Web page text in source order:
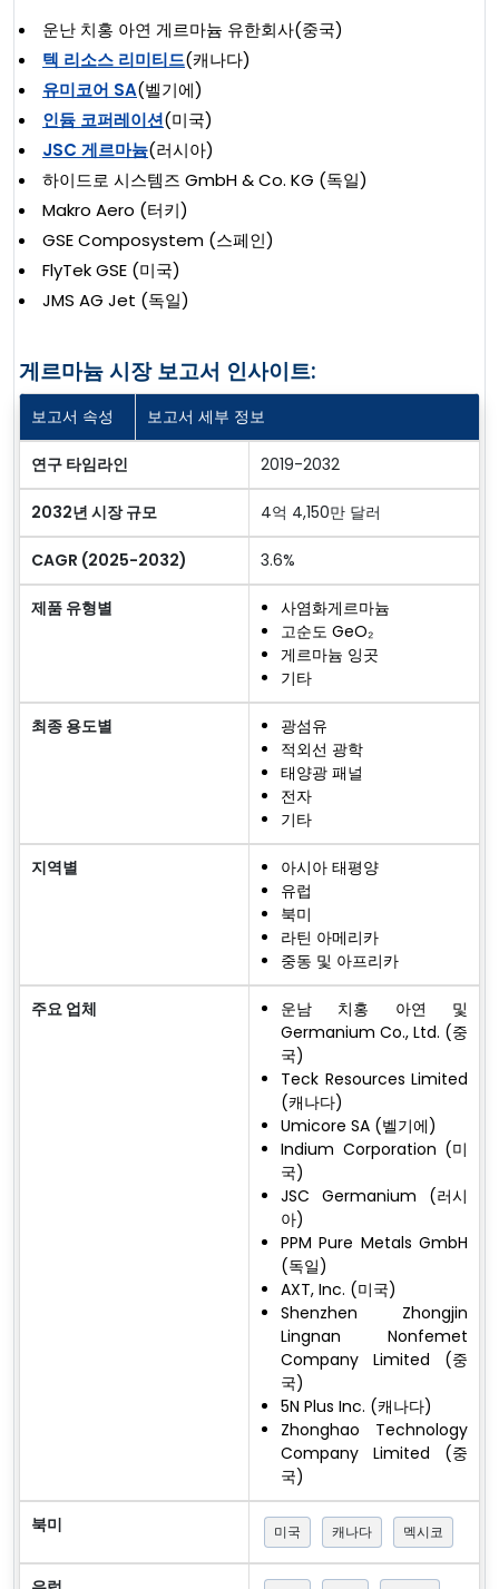
운난 치홍 아연 게르마늄 유한회사(중국)
텍 리소스 리미티드(캐나다)
유미코어 SA(벨기에)
인듐 코퍼레이션(미국)
JSC 게르마늄(러시아)
하이드로 시스템즈 GmbH & Co. KG (독일)
Makro Aero (터키)
GSE Composystem (스페인)
FlyTek GSE (미국)
JMS AG Jet (독일)
게르마늄 시장 보고서 인사이트:
보고서 속성 보고서 세부 정보
연구 타임라인 2019-2032
2032년 시장 규모 4억 4,150만 달러
CAGR (2025-2032) 3.6%
제품 유형별
사염화게르마늄
고순도 GeO₂
게르마늄 잉곳
기타
최종 용도별
광섬유
적외선 광학
태양광 패널
전자
기타
지역별
아시아 태평양
유럽
북미
라틴 아메리카
중동 및 아프리카
주요 업체
운남 치홍 아연 및
Germanium Co., Ltd. (중
국)
Teck Resources Limited
(캐나다)
Umicore SA (벨기에)
Indium Corporation (미
국)
JSC Germanium (러시
아)
PPM Pure Metals GmbH
(독일)
AXT, Inc. (미국)
Shenzhen Zhongjin
Lingnan Nonfemet
Company Limited (중
국)
5N Plus Inc. (캐나다)
Zhonghao Technology
Company Limited (중
국)
북미 미국 캐나다 멕시코